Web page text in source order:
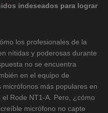
indeseados para lograr
los profesionales de la
nítidas y poderosas durante
no se encuentra
en el equipo de
más populares en
Rode NT1-A. Pero, ¿cómo
micrófono no capte